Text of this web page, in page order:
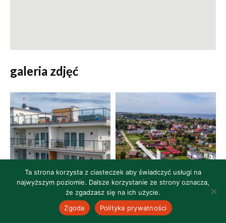
galeria zdjęć
Ta strona korzysta z ciasteczek aby świadczyć usługi na
najwyższym poziomie. Dalsze korzystanie ze strony oznacza,
że zgadzasz się na ich użycie.
Zgoda
Polityka prywatności